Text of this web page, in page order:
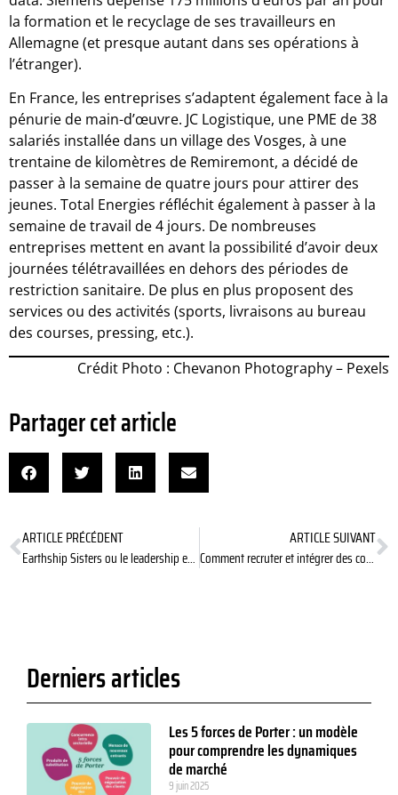
la formation et le recyclage de ses travailleurs en
Allemagne (et presque autant dans ses opérations à
l’étranger).
En France, les entreprises s’adaptent également face à la
pénurie de main-d’œuvre. JC Logistique, une PME de 38
salariés installée dans un village des Vosges, à une
trentaine de kilomètres de Remiremont, a décidé de
passer à la semaine de quatre jours pour attirer des
jeunes. Total Energies réfléchit également à passer à la
semaine de travail de 4 jours. De nombreuses
entreprises mettent en avant la possibilité d’avoir deux
journées télétravaillées en dehors des périodes de
restriction sanitaire. De plus en plus proposent des
services ou des activités (sports, livraisons au bureau
des courses, pressing, etc.).
Crédit Photo : Chevanon Photography – Pexels
Partager cet article
ARTICLE PRÉCÉDENT
Earthship Sisters ou le leadership environnemental en action
ARTICLE SUIVANT
Comment recruter et intégrer des collaborateurs à distance ?
Derniers articles
Les 5 forces de Porter : un modèle
pour comprendre les dynamiques
de marché
9 juin 2025